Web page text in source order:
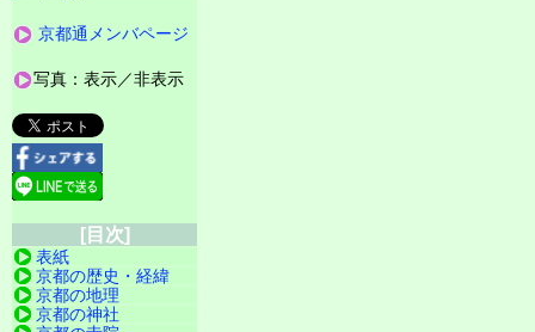
京都通メンバページ
写真：表示／非表示
[目次]
表紙
京都の歴史・経緯
京都の地理
京都の神社